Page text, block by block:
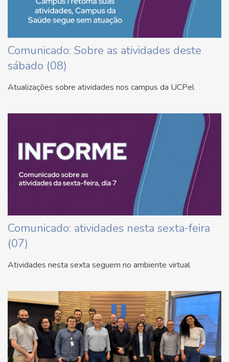
Comunicado: Sobre as atividades deste
sábado (08)
Atualizações sobre atividades nos campus da UCPel
Comunicado: atividades nesta sexta-feira
(07)
Atividades nesta sexta seguem no ambiente virtual